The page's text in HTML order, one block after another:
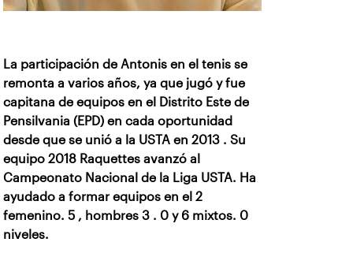
La participación de Antonis en el tenis se
remonta a varios años, ya que jugó y fue
capitana de equipos en el Distrito Este de
Pensilvania (EPD) en cada oportunidad
desde que se unió a la USTA en 2013 . Su
equipo 2018 Raquettes avanzó al
Campeonato Nacional de la Liga USTA. Ha
ayudado a formar equipos en el 2
femenino. 5 , hombres 3 . 0 y 6 mixtos. 0
niveles.